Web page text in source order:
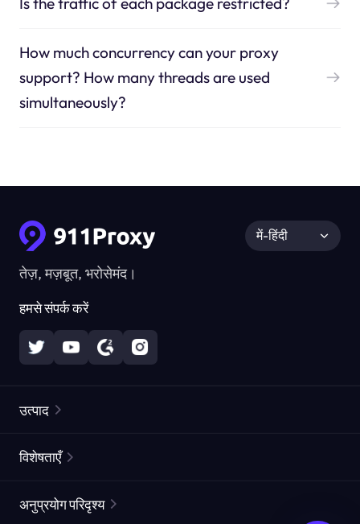
How much concurrency can your proxy
support? How many threads are used
simultaneously?
तेज़, मज़बूत, भरोसेमंद।
हमसे संपर्क करें
में-हिंदी
उत्पाद
स्थैतिक रेज़िडेंशियल प्रॉक्सीज़
विशेषताएँ
प्रॉक्सी चेकर
अनुप्रयोग परिदृश्य